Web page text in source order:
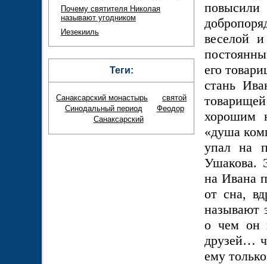
веселой
его
стань
хорошим
«душа
упал на
Ушакова.
на Ивана
от сна,
называют
о чем он
друзей…
ему
Почему святителя Николая
называют угодником
Иезекииль
Теги:
Санаксарский монастырь
святой
Синодальный период
Феодор
Санаксарский